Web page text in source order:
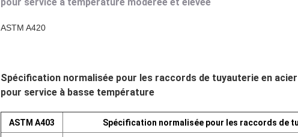
ASTM A420
Spécification normalisée pour les raccords de tuyauterie en
pour service à basse température
ASTM A403 Spécification normalisée pour les raccords de